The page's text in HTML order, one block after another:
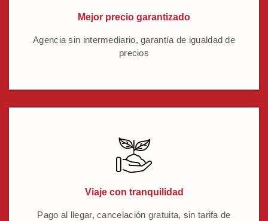
Mejor precio garantizado
Agencia sin intermediario, garantía de igualdad de
precios
Viaje con tranquilidad
Pago al llegar, cancelación gratuita, sin tarifa de